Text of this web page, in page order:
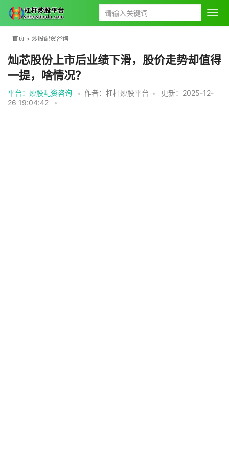
首页 > 炒股配资咨询
灿芯股份上市后业绩下滑，股价走势却值得
一提，啥情况？
平台：炒股配资咨询 • 作者：杠杆炒股平台 •
更新：2025-12-
26 19:04:42
•